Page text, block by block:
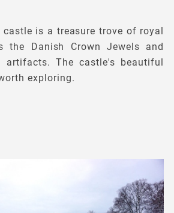
castle is a treasure trove of royal
the Danish Crown Jewels and
artifacts. The castle's beautiful
exploring.